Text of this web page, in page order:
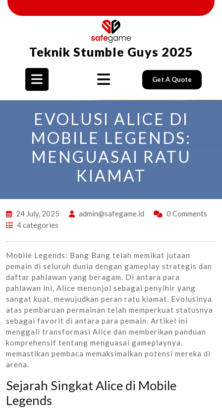
Skip
Teknik Stumble Guys 2025
Open
Button
Get A Quote
EVOLUSI ALICE DI
MOBILE LEGENDS:
MENGUASAI RATU
KIAMAT
24 July, 2025 admin@safegame.id
0 Comments
4 categories
Mobile Legends: Bang Bang telah memikat jutaan
pemain di seluruh dunia dengan gameplay strategis dan
daftar pahlawan yang beragam. Di antara para
pahlawan ini, Alice menonjol sebagai penyihir yang
sangat kuat, mewujudkan peran ratu kiamat. Evolusinya
atas pembaruan permainan telah memperkuat statusnya
sebagai favorit di antara para pemain. Artikel ini
menggali transformasi Alice dan memberikan panduan
komprehensif tentang menguasai gameplaynya,
memastikan pembaca memaksimalkan potensi mereka di
arena.
Sejarah Singkat Alice di Mobile
Legends